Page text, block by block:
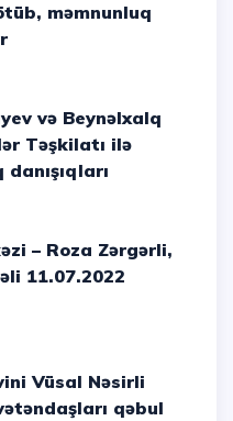
məmnunluq
Təşkilatı ilə
danışıqları
11.07.2022
qəbul